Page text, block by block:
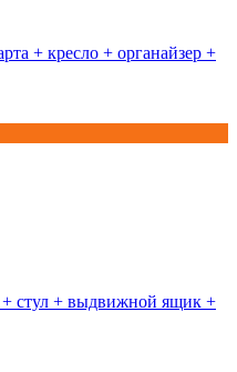
+ кресло + органайзер +
+ стул + выдвижной ящик +